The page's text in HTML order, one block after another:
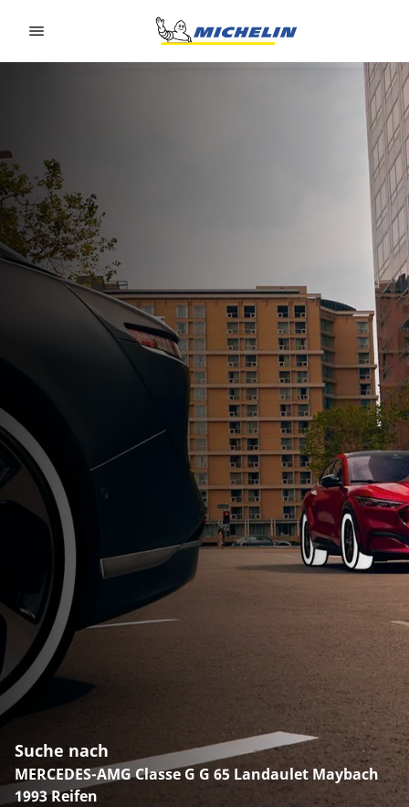
Suche nach
MERCEDES-AMG Classe G G 65 Landaulet Maybach
1993 Reifen